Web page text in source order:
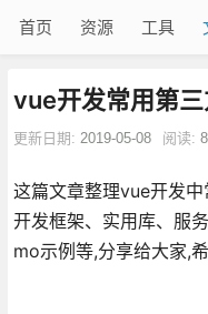
首页 资源 工具
vue开发常用第
更新日期: 2019-05-08 阅读:
这篇文章整理vue开发中
开发框架、实用库、服
mo示例等,分享给大家,